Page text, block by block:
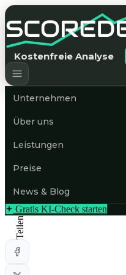
Kostenfreie Analyse
Unternehmen
Über uns
Leistungen
Preise
News & Blog
Gratis KI-Check starten
Teilen